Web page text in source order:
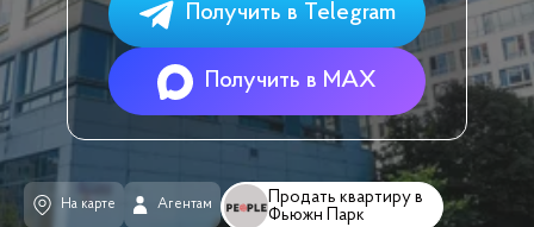
Продать квартиру в
Фьюжн Парк
На карте Агентам
Получить в Telegram
Получить в MAX